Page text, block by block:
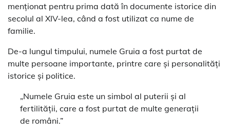
menționat pentru prima dată în documente istorice din
secolul al XIV-lea, când a fost utilizat ca nume de
familie.
De-a lungul timpului, numele Gruia a fost purtat de
multe persoane importante, printre care și personalități
istorice și politice.
„Numele Gruia este un simbol al puterii și al
fertilității, care a fost purtat de multe generații
de români.”